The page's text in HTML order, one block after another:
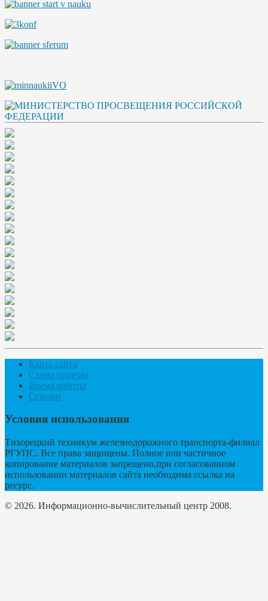
Карта сайта
Схема проезда
Время работы
Ссылки
Условия использования
Тихорецкий техникум железнодорожного транспорта-филиал
РГУПС. Все права защищены. Полное или частичное
копирование материалов запрещено,при согласованном
использовании материалов сайта необходима ссылка на
ресурс.
© 2026. Информационно-вычислительный центр 2008.